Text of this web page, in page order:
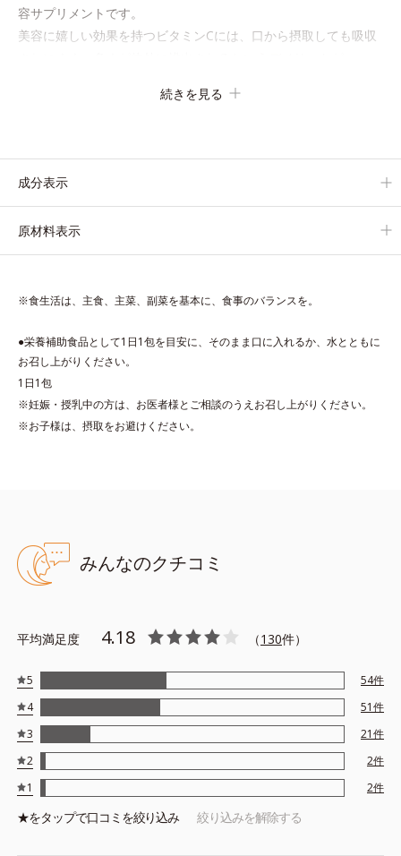
容サプリメントです。
美容に嬉しい効果を持つビタミンCには、口から摂取しても吸収
ポソームビタミンCは高吸収率。カラダと同じ成分でできたリポ
ことで体内に長く留め、最大限アプローチしていきます。
なしでもサッと摂れます。
続きを見る
成分表示
原材料表示
※食生活は、主食、主菜、副菜を基本に、食事のバランスを。
●栄養補助食品として1日1包を目安に、そのまま口に入れるか、水とともに
お召し上がりください。
1日1包
※妊娠・授乳中の方は、お医者様とご相談のうえお召し上がりください。
※お子様は、摂取をお避けください。
みんなのクチコミ
平均満足度 4.18 （130件）
5 54件
4
51件
3
21件
2
2件
1
2件
★をタップで口コミを絞り込み 絞り込みを解除する